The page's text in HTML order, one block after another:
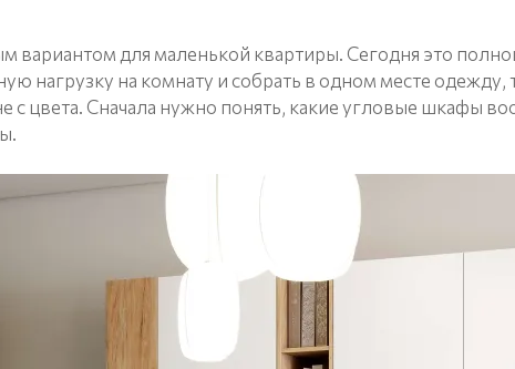
для маленькой квартиры. Сегодня это
нагрузку на комнату и собрать в одном месте
с цвета. Сначала нужно понять, какие угловые